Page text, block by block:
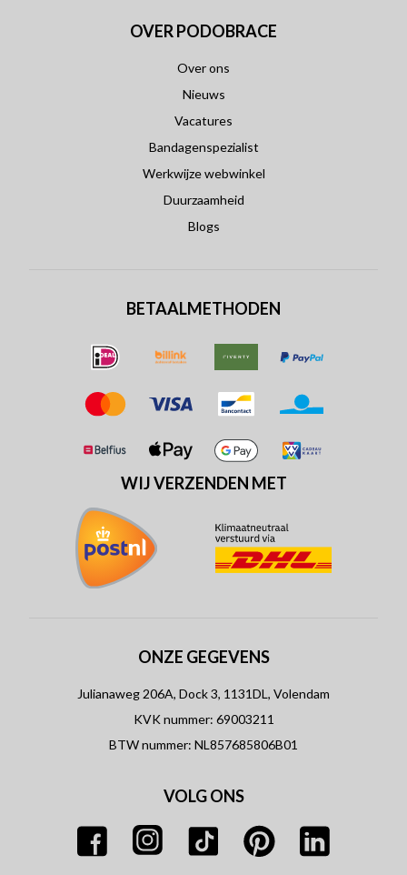
OVER PODOBRACE
Over ons
Nieuws
Vacatures
Bandagenspezialist
Werkwijze webwinkel
Duurzaamheid
Blogs
BETAALMETHODEN
WIJ VERZENDEN MET
ONZE GEGEVENS
Julianaweg 206A, Dock 3, 1131DL, Volendam
KVK nummer: 69003211
BTW nummer: NL857685806B01
VOLG ONS